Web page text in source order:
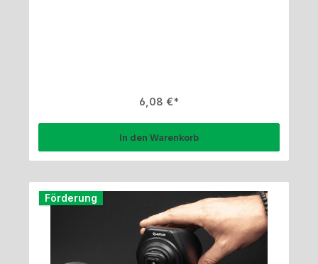
Regulärer Preis:
6,08 €
In den Warenkorb
Förderung